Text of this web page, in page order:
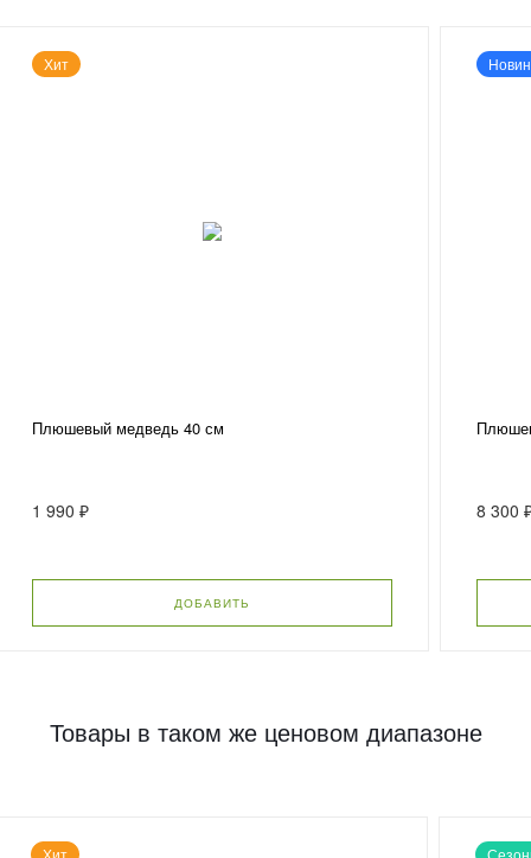
Хит
Плюшевый медведь 40 см
1 990 ₽
ДОБАВИТЬ
8 300
Товары в таком же ценовом диапазоне
Хит